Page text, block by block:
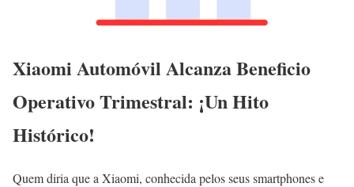
Xiaomi Automóvil Alcanza Beneficio
Operativo Trimestral: ¡Un Hito
Histórico!
Quem diria que a Xiaomi, conhecida pelos seus smartphones e